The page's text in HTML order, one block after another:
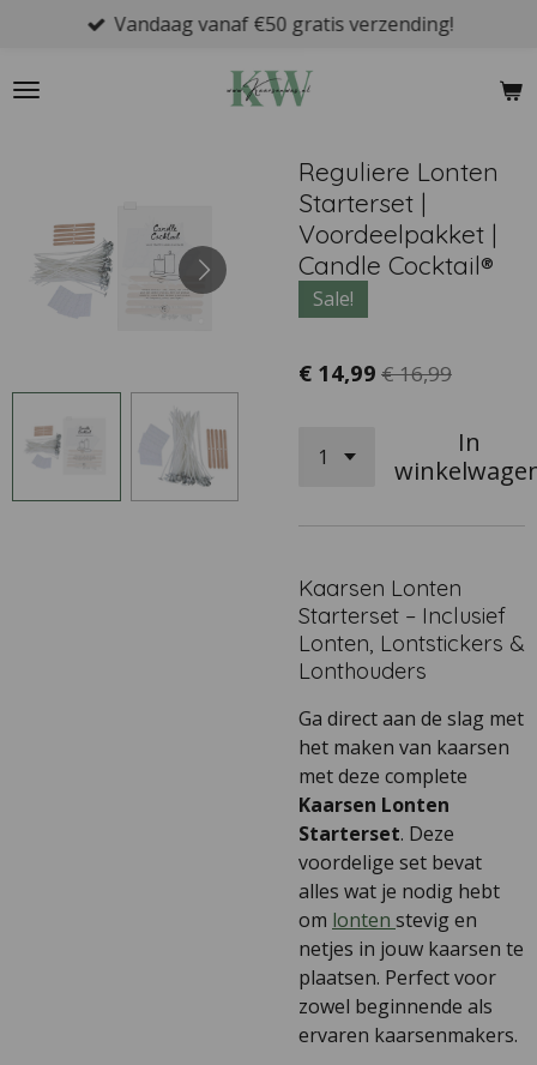
naar
Vandaag vanaf €50 gratis verzending!
Reguliere Lonten
Starterset |
Voordeelpakket |
Candle Cocktail®
Sale!
€ 14,99 € 16,99
In
Kaarsen Lonten
Starterset – Inclusief
Lonten, Lontstickers &
Lonthouders
Ga direct aan de slag met
het maken van kaarsen
met deze complete
Kaarsen Lonten
Starterset. Deze
voordelige set bevat
alles wat je nodig hebt
om lonten stevig en
netjes in jouw kaarsen te
plaatsen. Perfect voor
zowel beginnende als
ervaren kaarsenmakers.